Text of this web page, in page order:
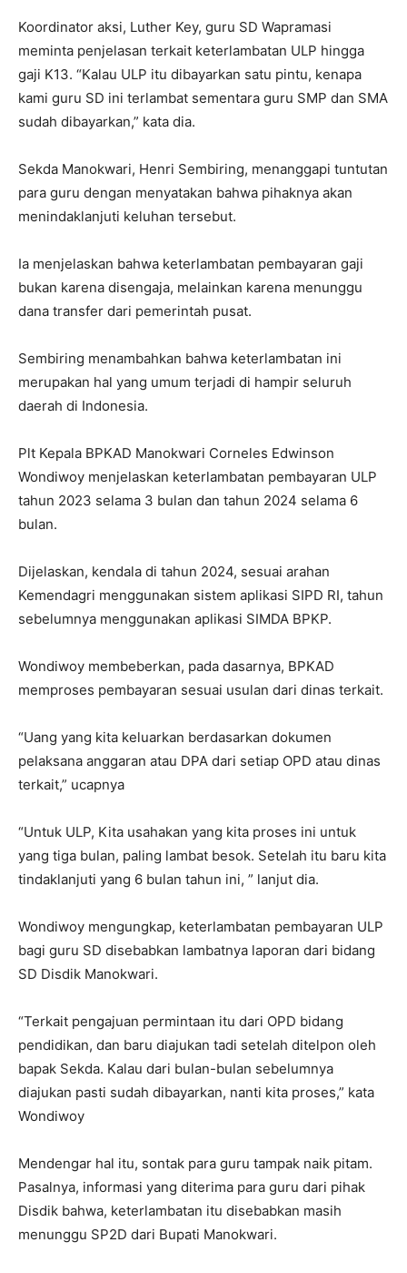
Koordinator aksi, Luther Key, guru SD Wapramasi
meminta penjelasan terkait keterlambatan ULP hingga
gaji K13. “Kalau ULP itu dibayarkan satu pintu, kenapa
kami guru SD ini terlambat sementara guru SMP dan SMA
sudah dibayarkan,” kata dia.
Sekda Manokwari, Henri Sembiring, menanggapi tuntutan
para guru dengan menyatakan bahwa pihaknya akan
menindaklanjuti keluhan tersebut.
Ia menjelaskan bahwa keterlambatan pembayaran gaji
bukan karena disengaja, melainkan karena menunggu
dana transfer dari pemerintah pusat.
Sembiring menambahkan bahwa keterlambatan ini
merupakan hal yang umum terjadi di hampir seluruh
daerah di Indonesia.
Plt Kepala BPKAD Manokwari Corneles Edwinson
Wondiwoy menjelaskan keterlambatan pembayaran ULP
tahun 2023 selama 3 bulan dan tahun 2024 selama 6
bulan.
Dijelaskan, kendala di tahun 2024, sesuai arahan
Kemendagri menggunakan sistem aplikasi SIPD RI, tahun
sebelumnya menggunakan aplikasi SIMDA BPKP.
Wondiwoy membeberkan, pada dasarnya, BPKAD
memproses pembayaran sesuai usulan dari dinas terkait.
“Uang yang kita keluarkan berdasarkan dokumen
pelaksana anggaran atau DPA dari setiap OPD atau dinas
terkait,” ucapnya
“Untuk ULP, Kita usahakan yang kita proses ini untuk
yang tiga bulan, paling lambat besok. Setelah itu baru kita
tindaklanjuti yang 6 bulan tahun ini, ” lanjut dia.
Wondiwoy mengungkap, keterlambatan pembayaran ULP
bagi guru SD disebabkan lambatnya laporan dari bidang
SD Disdik Manokwari.
“Terkait pengajuan permintaan itu dari OPD bidang
pendidikan, dan baru diajukan tadi setelah ditelpon oleh
bapak Sekda. Kalau dari bulan-bulan sebelumnya
diajukan pasti sudah dibayarkan, nanti kita proses,” kata
Wondiwoy
Mendengar hal itu, sontak para guru tampak naik pitam.
Pasalnya, informasi yang diterima para guru dari pihak
Disdik bahwa, keterlambatan itu disebabkan masih
menunggu SP2D dari Bupati Manokwari.